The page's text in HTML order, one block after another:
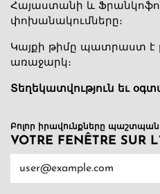
Հայաստանի և
փոխանակումները։
Կայքի թիմը պատրաստ է
առաջարկ։
Տեղեկատվություն եւ
Բոլոր իրավունքները
VOTRE FENÊTRE SUR